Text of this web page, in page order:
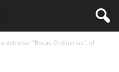
estrenar “Bocas Ordinarias”, el